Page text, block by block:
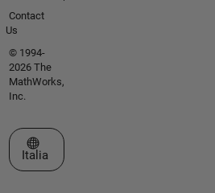
Contact
Us
© 1994-
2026 The
MathWorks,
Inc.
Seleziona un sito web
Italia